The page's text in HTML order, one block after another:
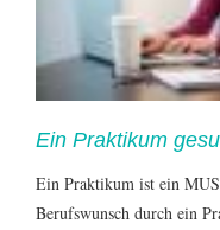
Ein Praktikum
Ein Praktikum ist ein
Berufswunsch durch ein